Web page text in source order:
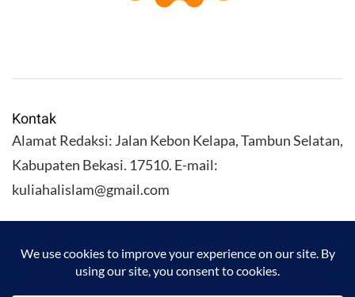
Kontak
Alamat Redaksi: Jalan Kebon Kelapa, Tambun Selatan,
Kabupaten Bekasi. 17510. E-mail:
kuliahalislam@gmail.com